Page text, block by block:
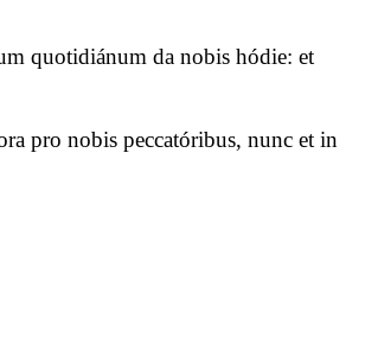
quotidiánum da nobis hódie: et
pro nobis peccatóribus, nunc et in